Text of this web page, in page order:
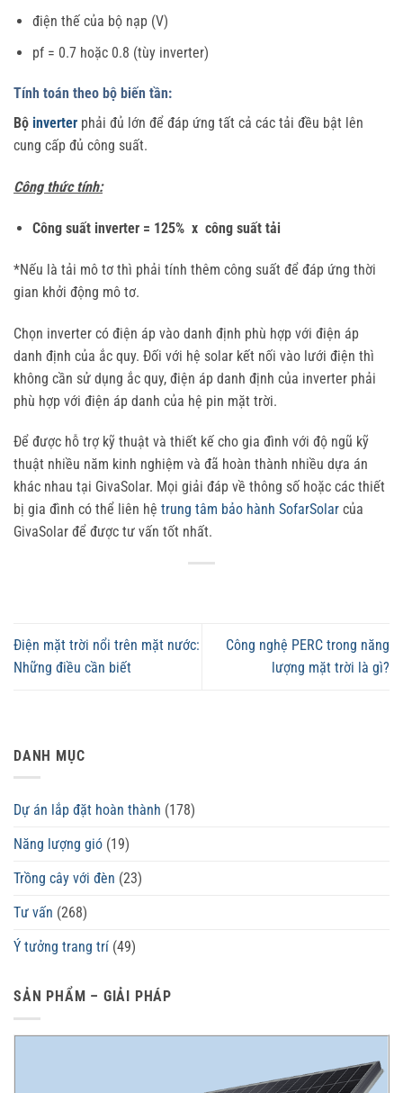
điện thế của bộ nạp (V)
pf = 0.7 hoặc 0.8 (tùy inverter)
Tính toán theo bộ biến tần:
Bộ inverter phải đủ lớn để đáp ứng tất cả các tải đều bật lên
cung cấp đủ công suất.
Công thức tính:
Công suất inverter = 125% x công suất tải
*Nếu là tải mô tơ thì phải tính thêm công suất để đáp ứng thời
gian khởi động mô tơ.
Chọn inverter có điện áp vào danh định phù hợp với điện áp
danh định của ắc quy. Đối với hệ solar kết nối vào lưới điện thì
không cần sử dụng ắc quy, điện áp danh định của inverter phải
phù hợp với điện áp danh của hệ pin mặt trời.
Để được hỗ trợ kỹ thuật và thiết kế cho gia đình với độ ngũ kỹ
thuật nhiều năm kinh nghiệm và đã hoàn thành nhiều dựa án
khác nhau tại GivaSolar. Mọi giải đáp về thông số hoặc các thiết
bị gia đình có thể liên hệ trung tâm bảo hành SofarSolar của
GivaSolar để được tư vấn tốt nhất.
Điện mặt trời nổi trên mặt nước:
Những điều cần biết
Công nghệ PERC trong năng
lượng mặt trời là gì?
DANH MỤC
Dự án lắp đặt hoàn thành (178)
Năng lượng gió (19)
Trồng cây với đèn (23)
Tư vấn (268)
Ý tưởng trang trí (49)
SẢN PHẨM – GIẢI PHÁP